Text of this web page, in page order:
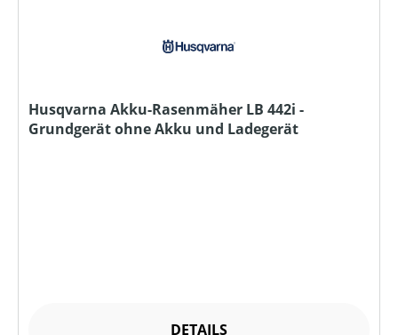
Husqvarna Akku-Rasenmäher LB 442i -
Grundgerät ohne Akku und Ladegerät
DETAILS